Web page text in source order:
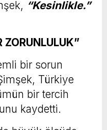
“Kesinlikle.”
ZORUNLULUK”
bir sorun
Türkiye
bir tercih
kaydetti.